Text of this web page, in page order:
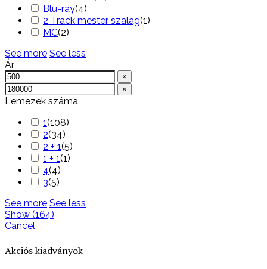
Blu-ray(4)
2 Track mester szalag(1)
MC(2)
See more See less
Ár
×
×
Lemezek száma
1(108)
2(34)
2 + 1(5)
1 + 1(1)
4(4)
3(5)
See more See less
Show (164)
Cancel
Akciós kiadványok